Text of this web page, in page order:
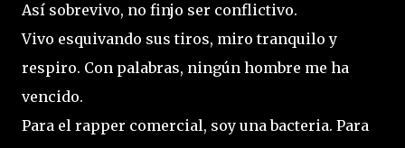
Así sobrevivo, no finjo ser conflictivo.
Vivo esquivando sus tiros, miro tranquilo y
respiro. Con palabras, ningún hombre me ha
vencido.
Para el rapper comercial, soy una bacteria. Para